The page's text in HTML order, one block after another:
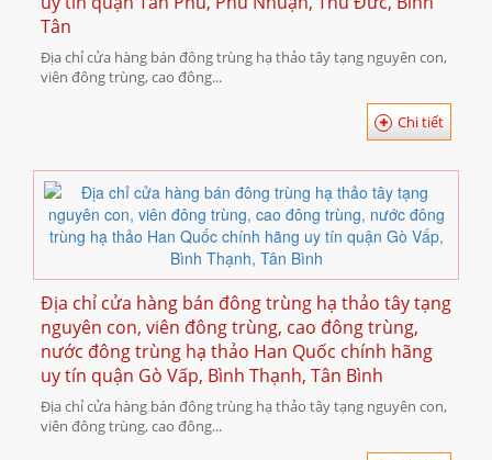
Tân
Địa chỉ cửa hàng bán đông trùng hạ thảo tây tạng nguyên con,
viên đông trùng, cao đông...
Chi tiết
Địa chỉ cửa hàng bán đông trùng hạ thảo tây tạng
nguyên con, viên đông trùng, cao đông trùng,
nước đông trùng hạ thảo Han Quốc chính hãng
uy tín quận Gò Vấp, Bình Thạnh, Tân Bình
Địa chỉ cửa hàng bán đông trùng hạ thảo tây tạng nguyên con,
viên đông trùng, cao đông...